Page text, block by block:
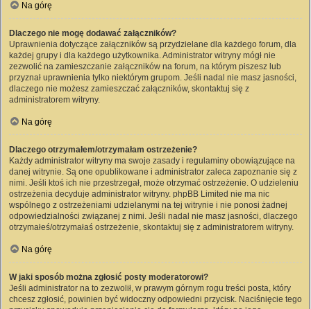
Na górę
Dlaczego nie mogę dodawać załączników?
Uprawnienia dotyczące załączników są przydzielane dla każdego forum, dla
każdej grupy i dla każdego użytkownika. Administrator witryny mógł nie
zezwolić na zamieszczanie załączników na forum, na którym piszesz lub
przyznał uprawnienia tylko niektórym grupom. Jeśli nadal nie masz jasności,
dlaczego nie możesz zamieszczać załączników, skontaktuj się z
administratorem witryny.
Na górę
Dlaczego otrzymałem/otrzymałam ostrzeżenie?
Każdy administrator witryny ma swoje zasady i regulaminy obowiązujące na
danej witrynie. Są one opublikowane i administrator zaleca zapoznanie się z
nimi. Jeśli ktoś ich nie przestrzegał, może otrzymać ostrzeżenie. O udzieleniu
ostrzeżenia decyduje administrator witryny. phpBB Limited nie ma nic
wspólnego z ostrzeżeniami udzielanymi na tej witrynie i nie ponosi żadnej
odpowiedzialności związanej z nimi. Jeśli nadal nie masz jasności, dlaczego
otrzymałeś/otrzymałaś ostrzeżenie, skontaktuj się z administratorem witryny.
Na górę
W jaki sposób można zgłosić posty moderatorowi?
Jeśli administrator na to zezwolił, w prawym górnym rogu treści posta, który
chcesz zgłosić, powinien być widoczny odpowiedni przycisk. Naciśnięcie tego